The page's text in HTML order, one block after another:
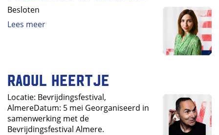
Besloten
Lees meer
Raoul Heertje
Locatie: Bevrijdingsfestival,
AlmereDatum: 5 mei Georganiseerd in
samenwerking met de
Bevrijdingsfestival Almere.